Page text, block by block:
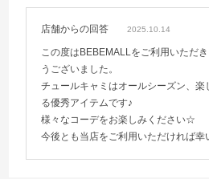
店舗からの回答 2025.10.14
この度はBEBEMALLをご利用いただ
うございました。
チュールキャミはオールシーズン、楽
る優秀アイテムです♪
様々なコーデをお楽しみください☆
今後とも当店をご利用いただければ幸